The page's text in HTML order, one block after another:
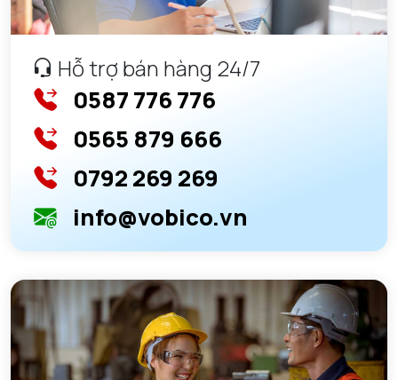
Hỗ trợ bán hàng 24/7
0587 776 776
0565 879 666
0792 269 269
info@vobico.vn